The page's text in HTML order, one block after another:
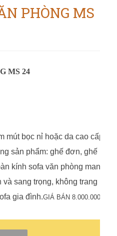
PHÒNG MS
MS 24
mút bọc nỉ hoặc da cao cấp
sản phẩm: ghế đơn, ghế
kính sofa văn phòng mang
sang trọng, không trang
gia đình.GIÁ BÁN 8.000.000